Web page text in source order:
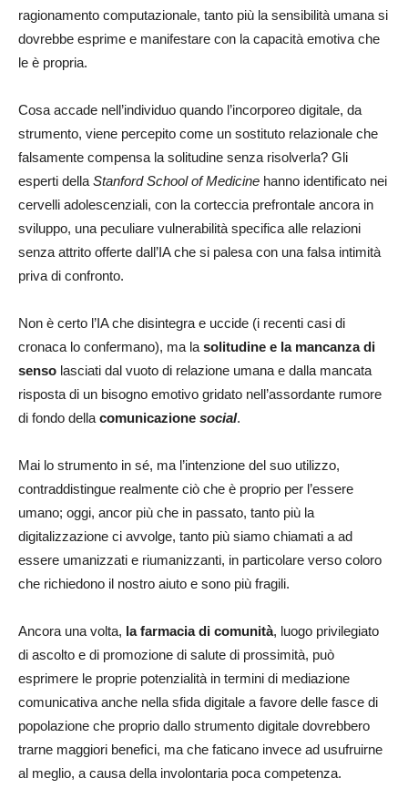
ragionamento computazionale, tanto più la sensibilità umana si
dovrebbe esprime e manifestare con la capacità emotiva che
le è propria.
Cosa accade nell’individuo quando l’incorporeo digitale, da
strumento, viene percepito come un sostituto relazionale che
falsamente compensa la solitudine senza risolverla? Gli
esperti della Stanford School of Medicine hanno identificato nei
cervelli adolescenziali, con la corteccia prefrontale ancora in
sviluppo, una peculiare vulnerabilità specifica alle relazioni
senza attrito offerte dall’IA che si palesa con una falsa intimità
priva di confronto.
Non è certo l’IA che disintegra e uccide (i recenti casi di
cronaca lo confermano), ma la solitudine e la mancanza di
senso lasciati dal vuoto di relazione umana e dalla mancata
risposta di un bisogno emotivo gridato nell’assordante rumore
di fondo della comunicazione social.
Mai lo strumento in sé, ma l’intenzione del suo utilizzo,
contraddistingue realmente ciò che è proprio per l’essere
umano; oggi, ancor più che in passato, tanto più la
digitalizzazione ci avvolge, tanto più siamo chiamati a ad
essere umanizzati e riumanizzanti, in particolare verso coloro
che richiedono il nostro aiuto e sono più fragili.
Ancora una volta, la farmacia di comunità, luogo privilegiato
di ascolto e di promozione di salute di prossimità, può
esprimere le proprie potenzialità in termini di mediazione
comunicativa anche nella sfida digitale a favore delle fasce di
popolazione che proprio dallo strumento digitale dovrebbero
trarne maggiori benefici, ma che faticano invece ad usufruirne
al meglio, a causa della involontaria poca competenza.